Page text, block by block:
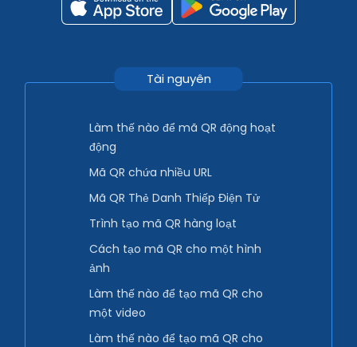
Tài nguyên
Làm thế nào để mã QR động hoạt
động
Mã QR chứa nhiều URL
Mã QR Thẻ Danh Thiếp Điện Tử
Trình tạo mã QR hàng loạt
Cách tạo mã QR cho một hình
ảnh
Làm thế nào để tạo mã QR cho
một video
Làm thế nào để tạo mã QR cho